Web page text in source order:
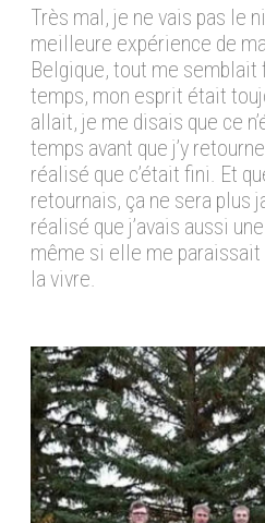
Très mal, je ne vais pas le
meilleure expérience de
Belgique, tout me semblait
temps, mon esprit était
allait, je me disais que ce
temps avant que j’y
réalisé que c’était fini. Et
retournais, ça ne sera plus
réalisé que j’avais aussi
même si elle me
la vivre.